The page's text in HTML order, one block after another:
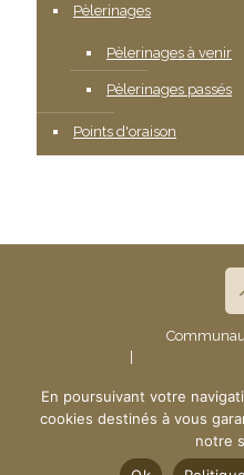
Pèlerinages
Pèlerinages à venir
Pèlerinages passés
Points d'oraison
|
Création du
En poursuivant votre
cookies destinés à vous
notre